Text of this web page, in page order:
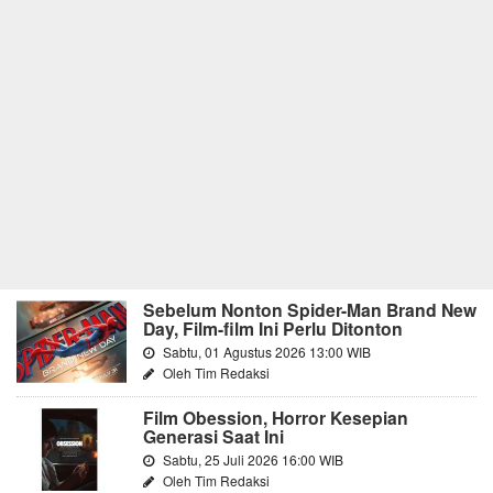
Sebelum Nonton Spider-Man Brand New
Day, Film-film Ini Perlu Ditonton
Sabtu, 01 Agustus 2026 13:00 WIB
Oleh Tim Redaksi
Film Obession, Horror Kesepian
Generasi Saat Ini
Sabtu, 25 Juli 2026 16:00 WIB
Oleh Tim Redaksi